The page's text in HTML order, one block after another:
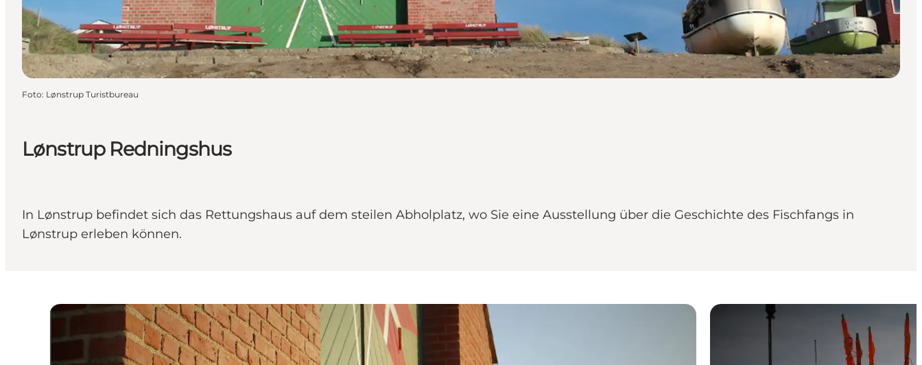
Lønstrup Redningshus
In Lønstrup befindet sich das Rettungshaus auf dem steilen Abholplatz, wo Sie eine Ausstellung über die Geschichte des Fischfangs in
Lønstrup erleben können.
Foto: Lønstrup Turistbureau